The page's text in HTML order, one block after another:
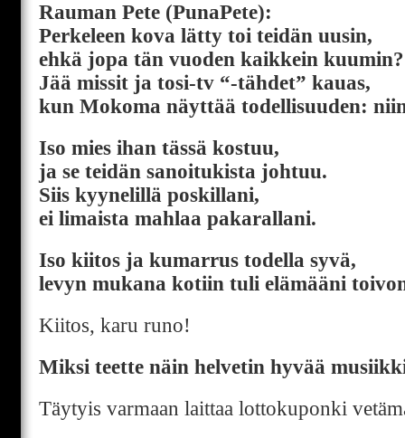
Rauman Pete (PunaPete):
Perkeleen kova lätty toi teidän uusin,
ehkä jopa tän vuoden kaikkein kuumin?
Jää missit ja tosi-tv “-tähdet” kauas,
kun Mokoma näyttää todellisuuden:
Iso mies ihan tässä kostuu,
ja se teidän sanoitukista johtuu.
Siis kyynelillä poskillani,
ei limaista mahlaa pakarallani.
Iso kiitos ja kumarrus todella syvä,
levyn mukana kotiin tuli elämääni
Kiitos, karu runo!
Miksi teette näin helvetin hyvää
Täytyis varmaan laittaa lottokuponki